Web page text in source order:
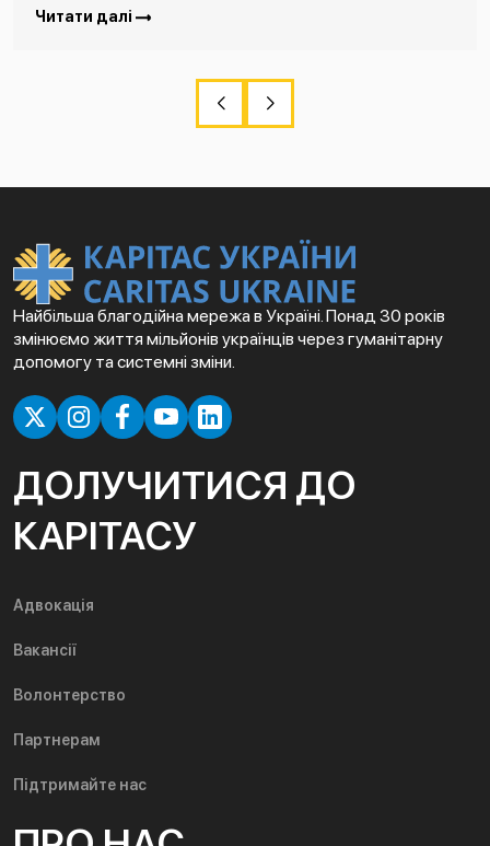
Читати далі
Найбільша благодійна мережа в Україні. Понад 30 років
змінюємо життя мільйонів українців через гуманітарну
допомогу та системні зміни.
ДОЛУЧИТИСЯ ДО
КАРІТАСУ
Адвокація
Вакансії
Волонтерство
Партнерам
Підтримайте нас